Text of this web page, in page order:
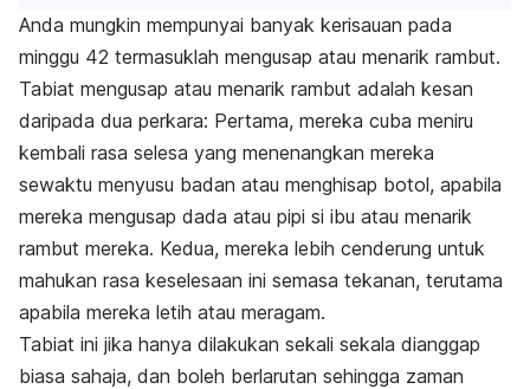
Anda mungkin mempunyai banyak kerisauan pada
minggu 42 termasuklah mengusap atau menarik rambut.
Tabiat mengusap atau menarik rambut adalah kesan
daripada dua perkara: Pertama, mereka cuba meniru
kembali rasa selesa yang menenangkan mereka
sewaktu menyusu badan atau menghisap botol, apabila
mereka mengusap dada atau pipi si ibu atau menarik
rambut mereka. Kedua, mereka lebih cenderung untuk
mahukan rasa keselesaan ini semasa tekanan, terutama
apabila mereka letih atau meragam.
Tabiat ini jika hanya dilakukan sekali sekala dianggap
biasa sahaja, dan boleh berlarutan sehingga zaman